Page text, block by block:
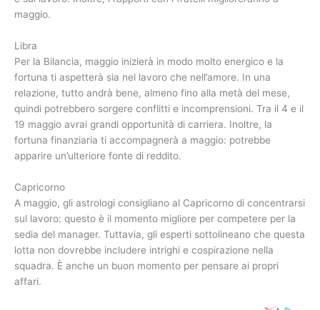
maggio.
Libra
Per la Bilancia, maggio inizierà in modo molto energico e la
fortuna ti aspetterà sia nel lavoro che nell’amore. In una
relazione, tutto andrà bene, almeno fino alla metà del mese,
quindi potrebbero sorgere conflitti e incomprensioni. Tra il 4 e il
19 maggio avrai grandi opportunità di carriera. Inoltre, la
fortuna finanziaria ti accompagnerà a maggio: potrebbe
apparire un’ulteriore fonte di reddito.
Capricorno
A maggio, gli astrologi consigliano al Capricorno di concentrarsi
sul lavoro: questo è il momento migliore per competere per la
sedia del manager. Tuttavia, gli esperti sottolineano che questa
lotta non dovrebbe includere intrighi e cospirazione nella
squadra. È anche un buon momento per pensare ai propri
affari.